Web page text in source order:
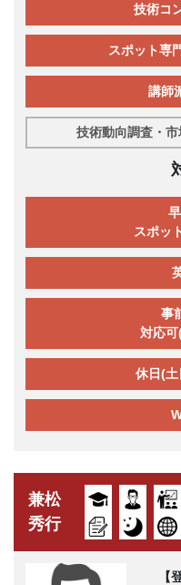
技術コ
スポット専
講師
技術動向調査・
スポッ
事
対応
休日(
兼松
秀行
【